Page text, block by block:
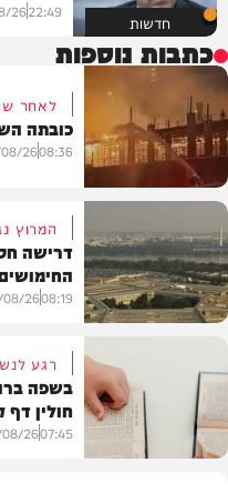
חדשות 22:49
26
כתבות נוספות
חדשות
לאחר
כובתה
08:36
26
חדשות
המרוץ
דרישה
08:19
26
רגע
בשפה
חולין דף
07:45
26